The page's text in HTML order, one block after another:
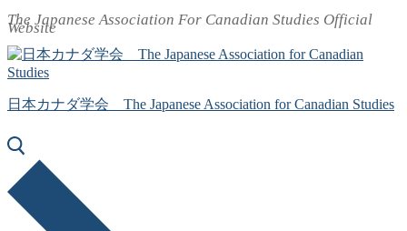
コ
ン
テ
ン
ツ
ス
キ
ッ
プ
メ
ニ
ュ
ー
閉
じ
る
The Japanese Association For Canadian Studies Official
Website
日本カナダ学会 The Japanese Association for Canadian Studies